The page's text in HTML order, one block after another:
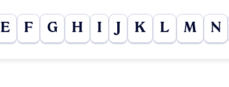
E F G H I K L M N